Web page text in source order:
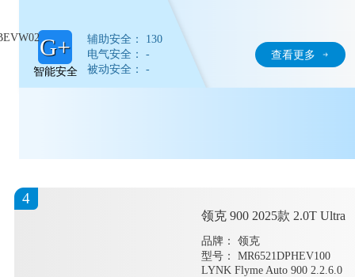
G+
智能安全
辅助安全： 130
电气安全： -
被动安全： -
查看更多
4
领克 900 2025款 2.0T Ultra
品牌： 领克
型号： MR6521DPHEV100
LYNK Flyme Auto 900 2.2.6.0